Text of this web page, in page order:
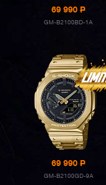
69 990P
GM-B2100BD-1A
69 990P
GM-B2100GD-9A